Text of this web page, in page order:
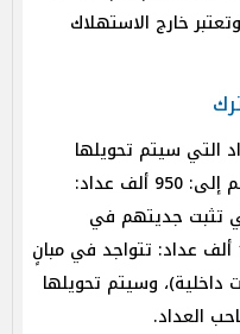
خارج الاستهلاك
و100 ألف عداد التي سيتم تحويلها
حالياً، أوضح "عبد الغني" أنها تنقسم إلى: 950 ألف عداد:
نماذج (7) أو (8) التي تثبت جديتهم في
إجراءات التصالح وفقاً للقانون، و150 ألف عداد: تتواجد في مبانٍ
وسيتم تحويلها
العداد.